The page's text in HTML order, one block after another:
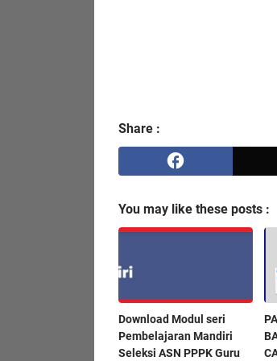
Share :
You may like these posts :
Download Modul seri
Pembelajaran Mandiri
Seleksi ASN PPPK Guru